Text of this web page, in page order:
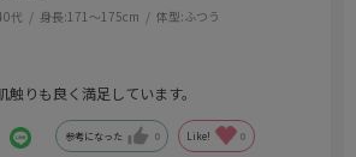
代 身長:171～175cm 体型:ふつう
りも良く満足しています。
参考になった 0 Like! 0